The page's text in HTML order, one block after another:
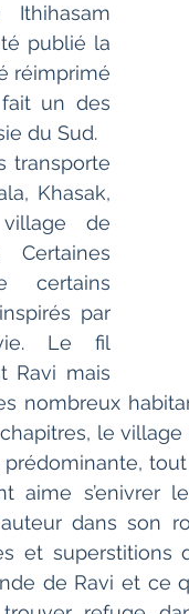
publié la
réimprimé
un des
du Sud.
transporte
Khasak,
de
certains
par
Le fil
Ravi mais
nombreux
le
aime s’enivrer
dans son
et
de Ravi et ce